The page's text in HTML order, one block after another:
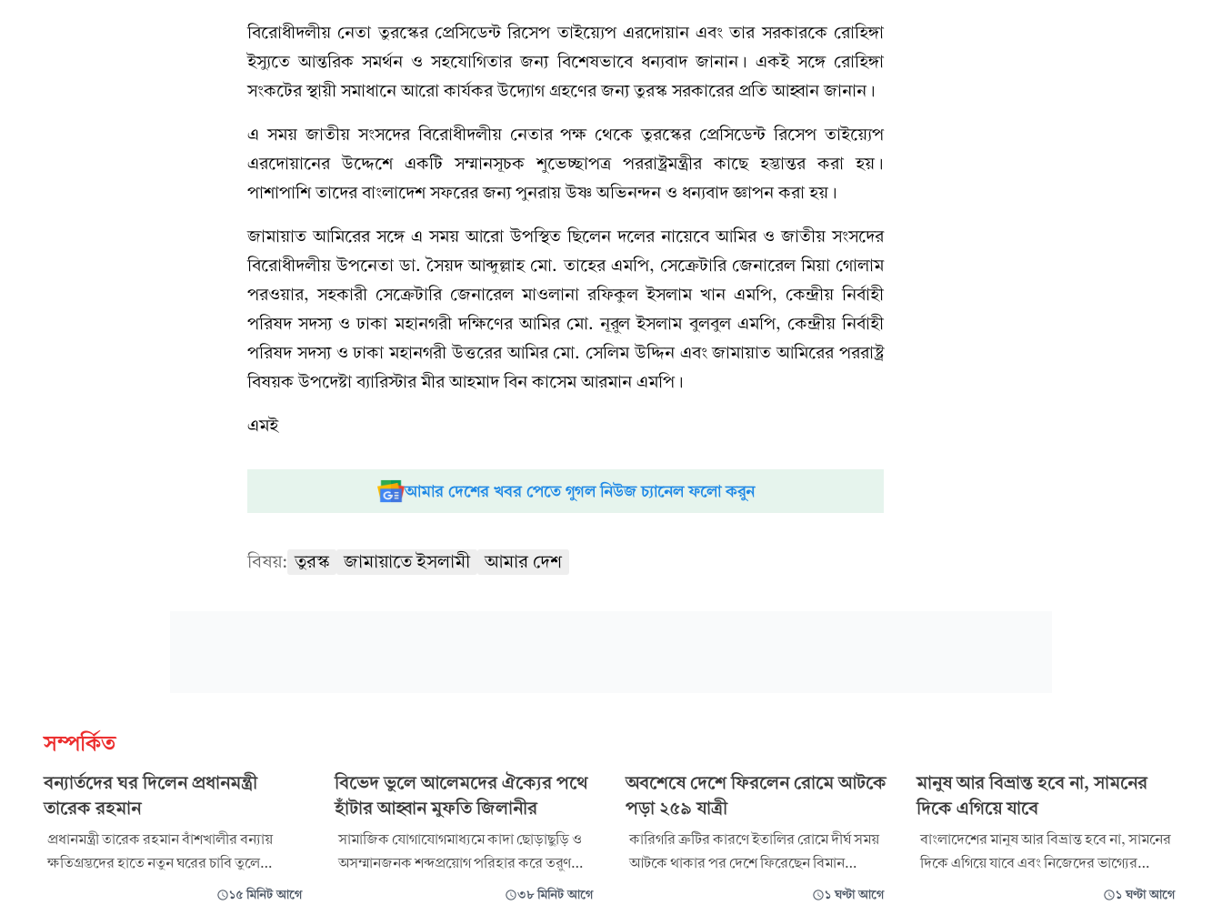
বিরোধীদলীয় নেতা তুরস্কের প্রেসিডেন্ট রিসেপ তাইয়্যেপ এরদোয়ান এবং তার সরকারকে রোহিঙ্গা
ইস্যুতে আন্তরিক সমর্থন ও সহযোগিতার জন্য বিশেষভাবে ধন্যবাদ জানান। একই সঙ্গে রোহিঙ্গা
সংকটের স্থায়ী সমাধানে আরো কার্যকর উদ্যোগ গ্রহণের জন্য তুরস্ক সরকারের প্রতি আহ্বান জানান।
এ সময় জাতীয় সংসদের বিরোধীদলীয় নেতার পক্ষ থেকে তুরস্কের প্রেসিডেন্ট রিসেপ তাইয়্যেপ
এরদোয়ানের উদ্দেশে একটি সম্মানসূচক শুভেচ্ছাপত্র পররাষ্ট্রমন্ত্রীর কাছে হস্তান্তর করা হয়।
পাশাপাশি তাদের বাংলাদেশ সফরের জন্য পুনরায় উষ্ণ অভিনন্দন ও ধন্যবাদ জ্ঞাপন করা হয়।
জামায়াত আমিরের সঙ্গে এ সময় আরো উপস্থিত ছিলেন দলের নায়েবে আমির ও জাতীয় সংসদের
বিরোধীদলীয় উপনেতা ডা. সৈয়দ আব্দুল্লাহ মো. তাহের এমপি, সেক্রেটারি জেনারেল মিয়া গোলাম
পরওয়ার, সহকারী সেক্রেটারি জেনারেল মাওলানা রফিকুল ইসলাম খান এমপি, কেন্দ্রীয় নির্বাহী
পরিষদ সদস্য ও ঢাকা মহানগরী দক্ষিণের আমির মো. নূরুল ইসলাম বুলবুল এমপি, কেন্দ্রীয় নির্বাহী
পরিষদ সদস্য ও ঢাকা মহানগরী উত্তরের আমির মো. সেলিম উদ্দিন এবং জামায়াত আমিরের পররাষ্ট্র
বিষয়ক উপদেষ্টা ব্যারিস্টার মীর আহমাদ বিন কাসেম আরমান এমপি।
এমই
আমার দেশের খবর পেতে গুগল নিউজ চ্যানেল ফলো করুন
বিষয়: তুরস্ক জামায়াতে ইসলামী আমার দেশ
সম্পর্কিত
বন্যার্তদের ঘর দিলেন প্রধানমন্ত্রী
তারেক রহমান
প্রধানমন্ত্রী তারেক রহমান বাঁশখালীর বন্যায়
ক্ষতিগ্রস্তদের হাতে নতুন ঘরের চাবি তুলে
দিয়েছেন। রোববার দুপুরে বাহারছড়া ইউনিয়নের
১৫ মিনিট আগে
বিভেদ ভুলে আলেমদের ঐক্যের পথে
হাঁটার আহ্বান মুফতি জিলানীর
সামাজিক যোগাযোগমাধ্যমে কাদা ছোড়াছুড়ি ও
অসম্মানজনক শব্দপ্রয়োগ পরিহার করে তরুণ
আলেমদের ঐক্যের পথে হাঁটার আহ্বান৩৮ মিনিট আগে
অবশেষে দেশে ফিরলেন রোমে আটকে
পড়া ২৫৯ যাত্রী
কারিগরি ত্রুটির কারণে ইতালির রোমে দীর্ঘ সময়
আটকে থাকার পর দেশে ফিরেছেন বিমান
বাংলাদেশ এয়ারলাইন্সের বিজি-৩০৬ ফ্লাইটের
১ ঘণ্টা আগে
মানুষ আর বিভ্রান্ত হবে না, সামনের
দিকে এগিয়ে যাবে
বাংলাদেশের মানুষ আর বিভ্রান্ত হবে না, সামনের
দিকে এগিয়ে যাবে এবং নিজেদের ভাগ্যের
পাশাপাশি দেশের ভাগ্যের পরিবর্তন করবে বলে
১ ঘণ্টা আগে